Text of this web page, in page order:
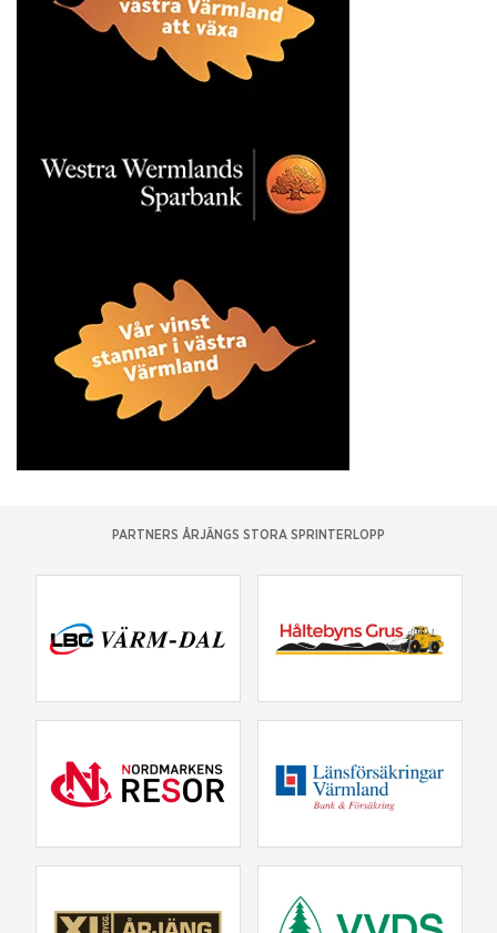
PARTNERS ÅRJÄNGS STORA SPRINTERLOPP